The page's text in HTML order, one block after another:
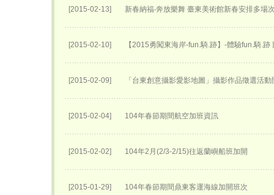
[2015-02-13] 新春納福‧奔放樂舞 臺東美術館新春安排多場
[2015-02-10] 【2015勇闖東海岸-fun.騎.跡】-體驗fun.騎.跡
[2015-02-09] 「台東創意攝影愛影地圖」攝影作品徵選活動
[2015-02-04] 104年春節期間航空加班資訊
[2015-02-02] 104年2月(2/3-2/15)往返蘭嶼船班加開
[2015-01-29] 104年春節期間鼎東客運海線加開班次